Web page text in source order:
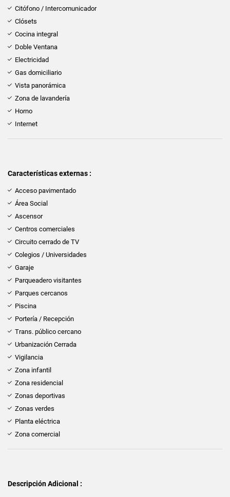
Citófono / Intercomunicador
Clósets
Cocina integral
Doble Ventana
Electricidad
Gas domiciliario
Vista panorámica
Zona de lavandería
Horno
Internet
Características externas :
Acceso pavimentado
Área Social
Ascensor
Centros comerciales
Circuito cerrado de TV
Colegios / Universidades
Garaje
Parqueadero visitantes
Parques cercanos
Piscina
Portería / Recepción
Trans. público cercano
Urbanización Cerrada
Vigilancia
Zona infantil
Zona residencial
Zonas deportivas
Zonas verdes
Planta eléctrica
Zona comercial
Descripción Adicional :